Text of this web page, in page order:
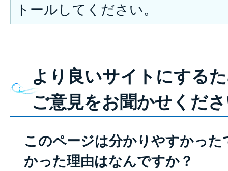
トールしてください。
より良いサイトにする
ご意見をお聞かせくだ
このページは分かりやすかっ
かった理由はなんですか？